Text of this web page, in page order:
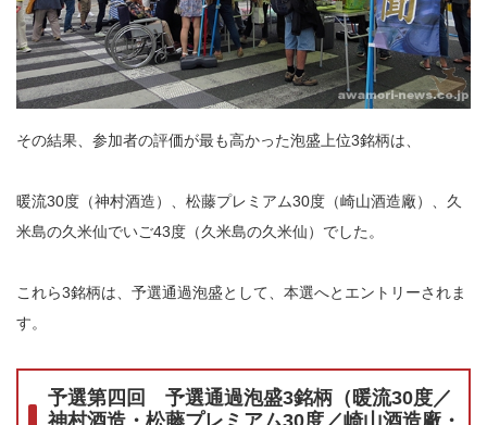
その結果、参加者の評価が最も高かった泡盛上位3銘柄は、
暖流30度（神村酒造）、松藤プレミアム30度（崎山酒造廠）、久
米島の久米仙でいご43度（久米島の久米仙）でした。
これら3銘柄は、予選通過泡盛として、本選へとエントリーされま
す。
予選第四回 予選通過泡盛3銘柄（暖流30度／
神村酒造・松藤プレミアム30度／崎山酒造廠・